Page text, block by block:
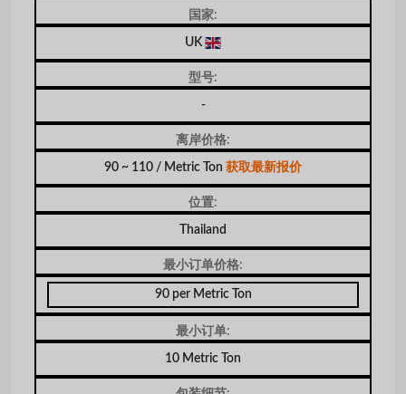
国家:
UK
型号:
-
离岸价格:
90 ~ 110 / Metric Ton 获取最新报价
位置:
Thailand
最小订单价格:
90 per Metric Ton
最小订单:
10 Metric Ton